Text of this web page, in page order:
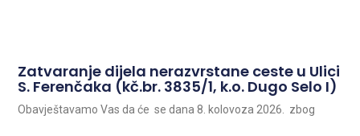
Zatvaranje dijela nerazvrstane ceste u Ulici
S. Ferenčaka (kč.br. 3835/1, k.o. Dugo Selo I)
Obavještavamo Vas da će se dana 8. kolovoza 2026. zbog